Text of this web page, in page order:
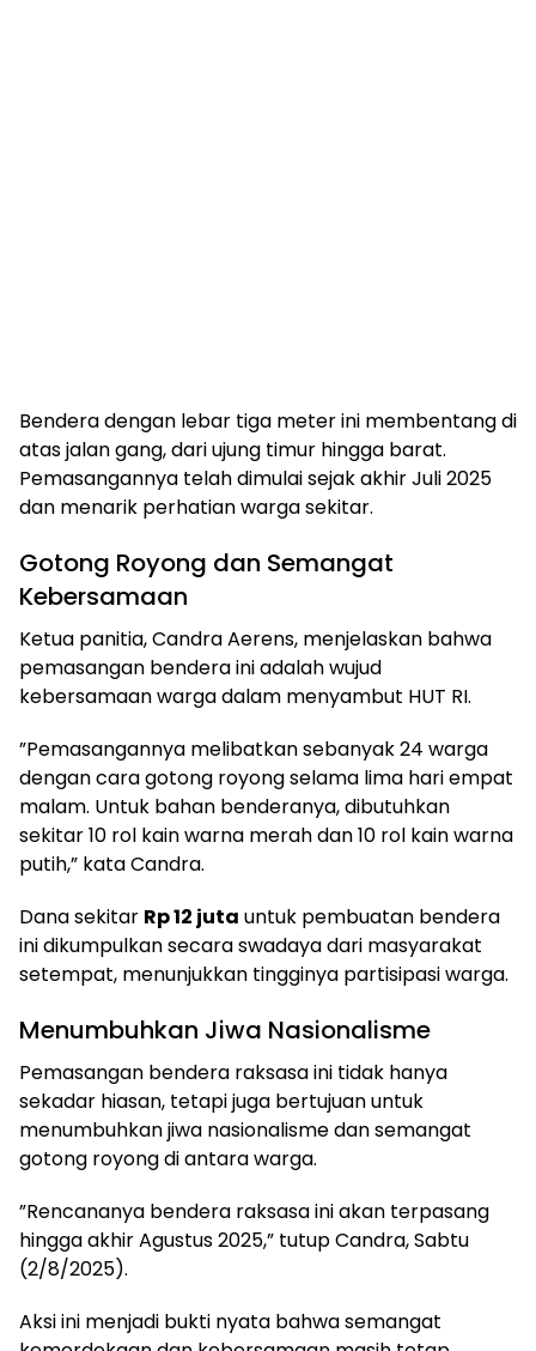
​Bendera dengan lebar tiga meter ini membentang di
atas jalan gang, dari ujung timur hingga barat.
Pemasangannya telah dimulai sejak akhir Juli 2025
dan menarik perhatian warga sekitar.
​Gotong Royong dan Semangat
Kebersamaan
​Ketua panitia, Candra Aerens, menjelaskan bahwa
pemasangan bendera ini adalah wujud
kebersamaan warga dalam menyambut HUT RI.
​”Pemasangannya melibatkan sebanyak 24 warga
dengan cara gotong royong selama lima hari empat
malam. Untuk bahan benderanya, dibutuhkan
sekitar 10 rol kain warna merah dan 10 rol kain warna
putih,” kata Candra.
​Dana sekitar Rp 12 juta untuk pembuatan bendera
ini dikumpulkan secara swadaya dari masyarakat
setempat, menunjukkan tingginya partisipasi warga.
​Menumbuhkan Jiwa Nasionalisme
​Pemasangan bendera raksasa ini tidak hanya
sekadar hiasan, tetapi juga bertujuan untuk
menumbuhkan jiwa nasionalisme dan semangat
gotong royong di antara warga.
​”Rencananya bendera raksasa ini akan terpasang
hingga akhir Agustus 2025,” tutup Candra, Sabtu
(2/8/2025).
​Aksi ini menjadi bukti nyata bahwa semangat